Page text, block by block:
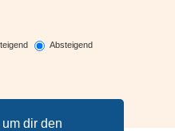
dir den
Absteigend